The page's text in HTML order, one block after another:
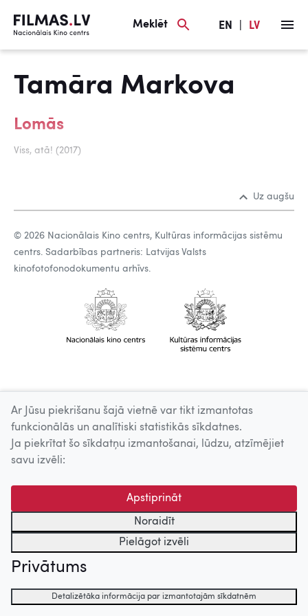
Meklēt EN LV
Tamāra Markova
Lomās
Viss, atā! (2017)
Uz augšu
© 2026 Nacionālais Kino centrs, Kultūras informācijas sistēmu
centrs. Sadarbības partneris: Latvijas Valsts
kinofotofonodokumentu arhīvs.
Ar Jūsu piekrišanu šajā vietnē var tikt izmantotas
funkcionālās un analītiski statistikās sīkdatnes.
Ja piekrītat šo sīkdatņu izmantošanai, lūdzu, atzīmējiet
savu izvēli:
Apstiprināt
Noraidīt
Pielāgot izvēli
Privātums
Detalizētāka informācija par izmantotajām sīkdatnēm